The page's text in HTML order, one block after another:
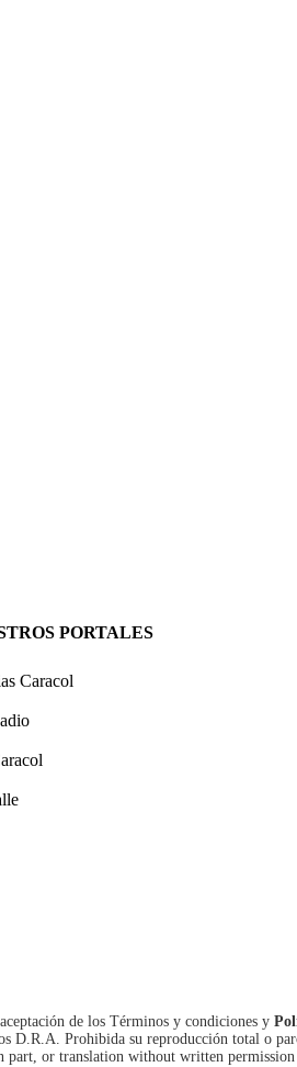
PORTALES
Caracol
de los Términos y condiciones y
D.R.A. Prohibida su reproducción total o
or translation without written